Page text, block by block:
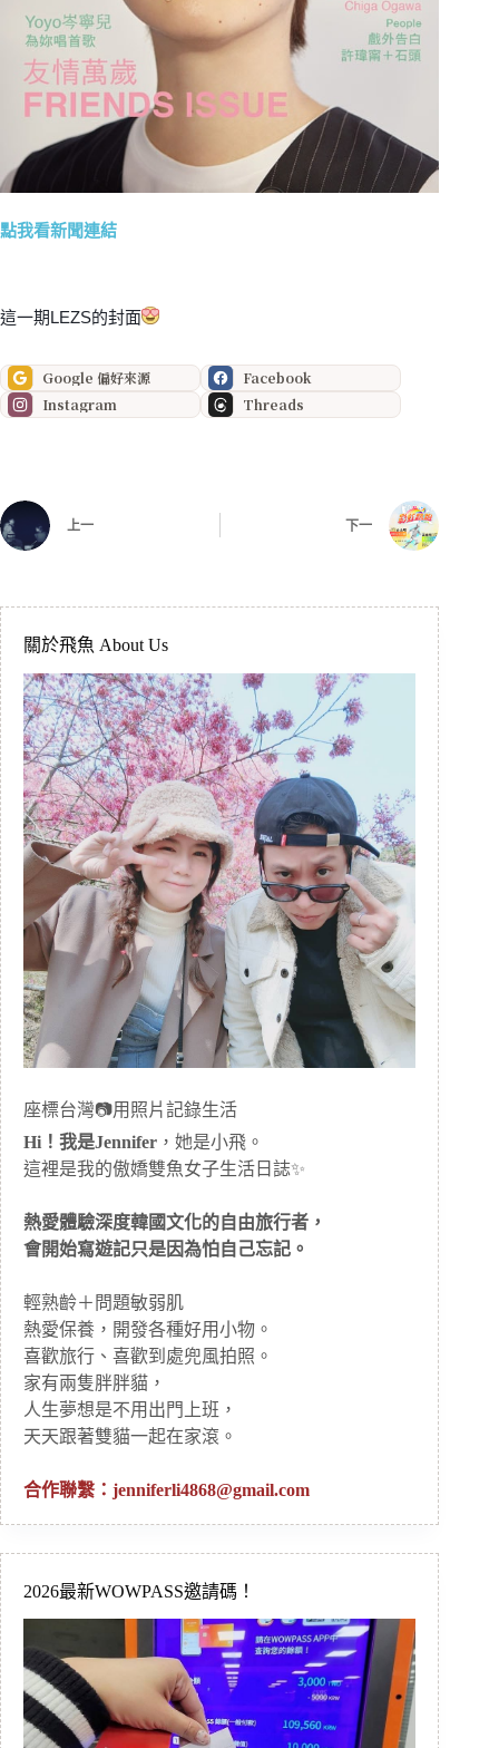
點我看新聞連結
這一期LEZS的封面
Google 偏好來源
Facebook
Instagram
Threads
上一 下一
關於飛魚 About Us
座標台灣📷用照片記錄生活
Hi！我是Jennifer ，她是小飛。
這裡是我的傲嬌雙魚女子生活日誌✨
熱愛體驗深度韓國文化的自由旅行者，
會開始寫遊記只是因為怕自己忘記。
輕熟齡＋問題敏弱肌
熱愛保養，開發各種好用小物。
喜歡旅行、喜歡到處兜風拍照。
家有兩隻胖胖貓，
人生夢想是不用出門上班，
天天跟著雙貓一起在家滾。
合作聯繫： jenniferli4868@gmail.com
2026最新WOWPASS邀請碼！